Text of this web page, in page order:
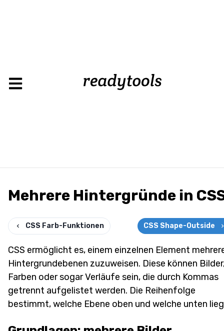
Mehrere Hintergründe in
CSS Farb-Funktionen CSS Shape-Outside
CSS ermöglicht es, einem einzelnen Element
Hintergrundebenen zuzuweisen. Diese können
Farben oder sogar Verläufe sein, die durch Kommas
getrennt aufgelistet werden. Die Reihenfolge
bestimmt, welche Ebene oben und welche unten